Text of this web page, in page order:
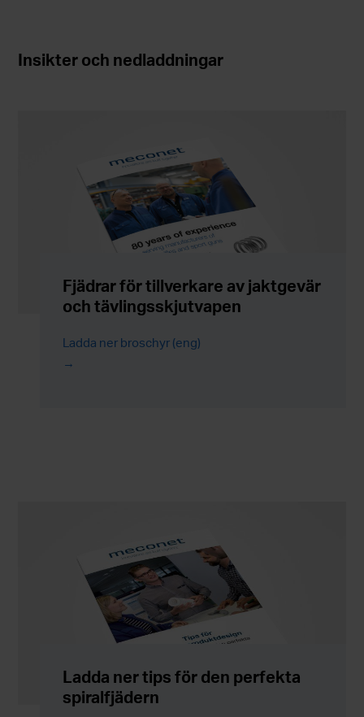
Insikter och nedladdningar
Fjädrar för tillverkare av jaktgevär
och tävlingsskjutvapen
Ladda ner broschyr (eng)
Ladda ner tips för den perfekta
spiralfjädern